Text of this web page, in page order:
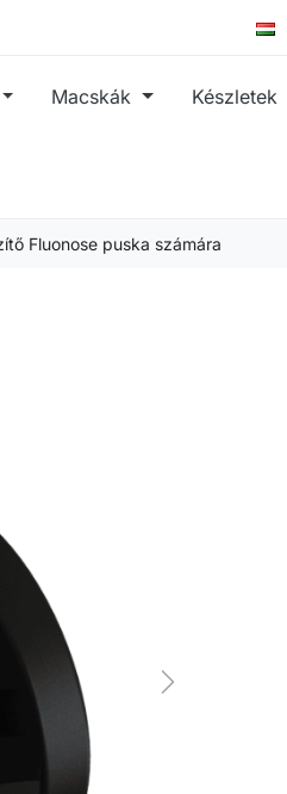
Macskák Készletek
Fluonose puska számára
Next